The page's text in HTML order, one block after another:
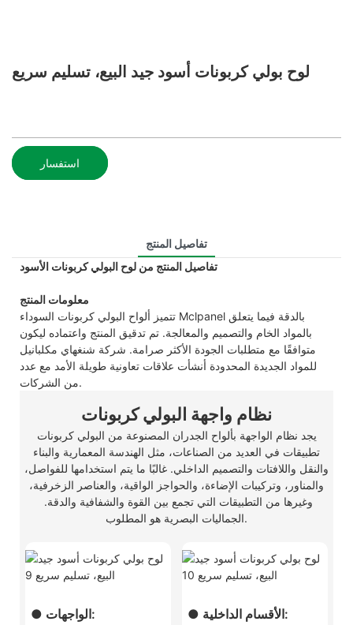
لوح بولي كربونات أسود جيد البيع، تسليم سريع
استفسار
تفاصيل المنتج
تفاصيل المنتج من لوح البولي كربونات الأسود
معلومات المنتج
تتميز ألواح البولي كربونات السوداء Mclpanel بالدقة فيما يتعلق
بالمواد الخام والتصميم والمعالجة. تم تدقيق المنتج واعتماده ليكون
متوافقًا مع متطلبات الجودة الأكثر صرامة. شركة شنغهاي مكلبانيل
للمواد الجديدة المحدودة أنشأت علاقات تعاونية طويلة الأمد مع عدد
من الشركات.
نظام واجهة البولي كربونات
يجد نظام الواجهة بألواح الجدران المصنوعة من البولي كربونات
تطبيقات في العديد من الصناعات، مثل الهندسة المعمارية والبناء
والنقل واللافتات والتصميم الداخلي. غالبًا ما يتم استخدامها للفواصل،
والمناور، وتركيبات الإضاءة، والحواجز الواقية، والعناصر الزخرفية،
وغيرها من التطبيقات التي تجمع بين القوة والشفافية والدقة.
الجماليات البصرية هو المطلوب.
● الواجهات: ● الأقسام الداخلية: